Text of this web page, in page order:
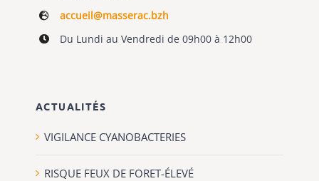
accueil@masserac.bzh
Du Lundi au Vendredi de 09h00 à 12h00
ACTUALITÉS
VIGILANCE CYANOBACTERIES
RISQUE FEUX DE FORET-ÉLEVÉ